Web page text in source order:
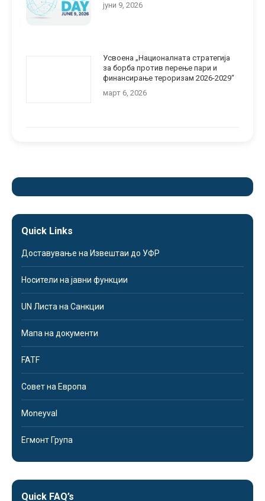
јуни 9, 2026
Усвоена „Националната стратегија
за борба против перење пари и
финансирање тероризам 2026-2029“
март 6, 2026
Quick Links
Доставување на Извештаи до УФР
Носители на јавни функции
UN Листа на Санкции
Мапа на документи
FATF
Совет на Европа
Moneyval
Егмонт Група
Quick FAQ’s